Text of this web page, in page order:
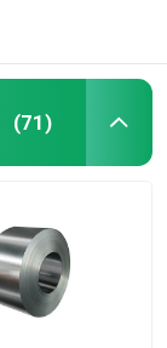
(71)